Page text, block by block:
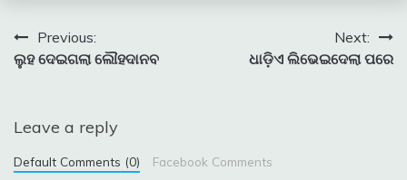
Post
navigation
Previous:
ଲୁହ ଦେଇଗଲା ଲୌହଦାନବ
Next:
ଧାଡ଼ିଏ ଲିଭେଇଦେଲା ପରେ
Leave a reply
Default Comments (0) Facebook Comments